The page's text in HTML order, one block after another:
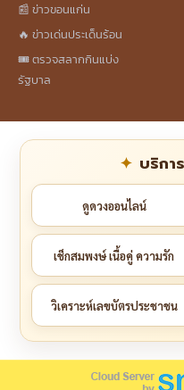
📰 ข่าวขอนแก่น
🔥 ข่าวเด่นประเด็นร้อน
🎟️ ตรวจสลากกินแบ่ง
รัฐบาล
บริกา
ดูดวงออนไลน์
เช็กสมพงษ์ เนื้อคู่ ความรัก
วิเคราะห์เลขบัตรประชาชน